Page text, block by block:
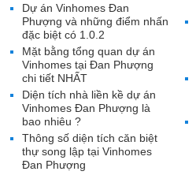
Dự án Vinhomes Đan
Phượng và những điểm nhấn
đặc biệt có 1.0.2
Mặt bằng tổng quan dự án
Vinhomes tại Đan Phượng
chi tiết NHẤT
Diện tích nhà liền kề dự án
Vinhomes Đan Phượng là
bao nhiêu ?
Thông số diện tích căn biệt
thự song lập tại Vinhomes
Đan Phượng